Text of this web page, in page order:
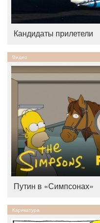
Кандидаты прилетели
Видео
Путин в «Симпсонах»
Карикатура